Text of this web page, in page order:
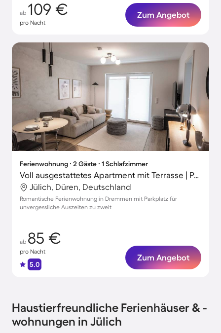
ab 109 €
pro Nacht
Zum Angebot
Ferienwohnung ∙ 2 Gäste ∙ 1 Schlafzimmer
Voll ausgestattetes Apartment mit Terrasse | Perfekt für die Arbeit von Zuhause
Jülich, Düren, Deutschland
Romantische Ferienwohnung in Dremmen mit Parkplatz für
unvergessliche Auszeiten zu zweit
ab 85 €
pro Nacht
5.0
Zum Angebot
Haustierfreundliche Ferienhäuser & -
wohnungen in Jülich